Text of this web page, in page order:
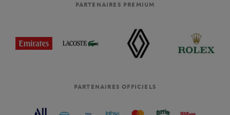
PARTENAIRES PREMIUM
PARTENAIRES OFFICIELS